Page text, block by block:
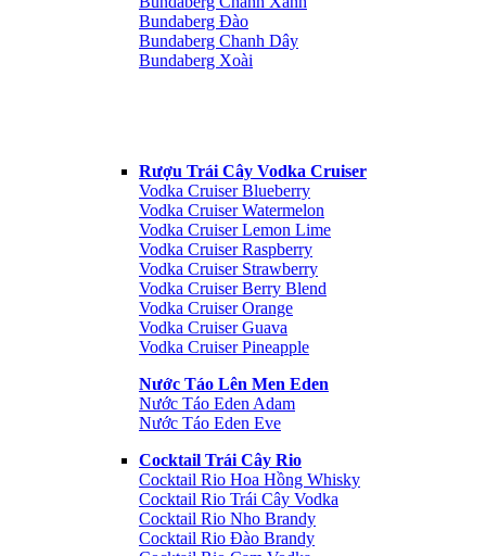
Bundaberg Đào
Bundaberg Chanh Dây
Bundaberg Xoài
Rượu Trái Cây Vodka Cruiser
Vodka Cruiser Blueberry
Vodka Cruiser Watermelon
Vodka Cruiser Lemon Lime
Vodka Cruiser Raspberry
Vodka Cruiser Strawberry
Vodka Cruiser Berry Blend
Vodka Cruiser Orange
Vodka Cruiser Guava
Vodka Cruiser Pineapple
Nước Táo Lên Men Eden
Nước Táo Eden Adam
Nước Táo Eden Eve
Cocktail Trái Cây Rio
Cocktail Rio Hoa Hồng Whisky
Cocktail Rio Trái Cây Vodka
Cocktail Rio Nho Brandy
Cocktail Rio Đào Brandy